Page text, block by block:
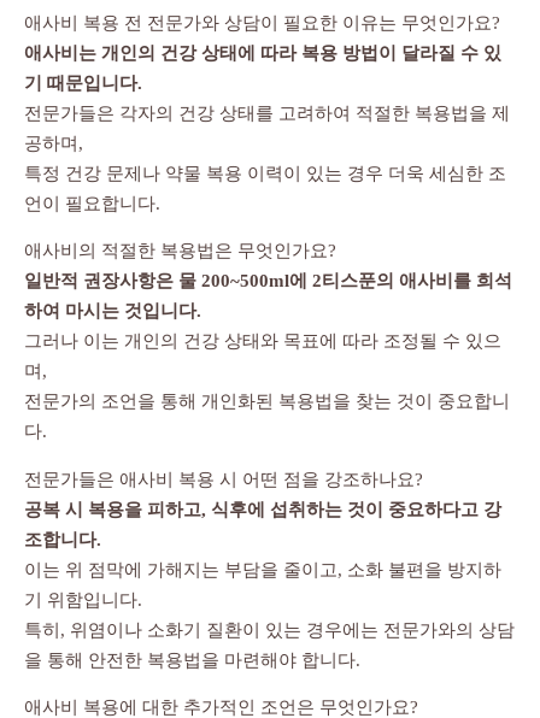
애사비 복용 전 전문가와 상담이 필요한 이유는 무엇인가요?
애사비는 개인의 건강 상태에 따라 복용 방법이 달라질 수 있
기 때문입니다.
전문가들은 각자의 건강 상태를 고려하여 적절한 복용법을 제
공하며,
특정 건강 문제나 약물 복용 이력이 있는 경우 더욱 세심한 조
언이 필요합니다.
애사비의 적절한 복용법은 무엇인가요?
일반적 권장사항은 물 200~500ml에 2티스푼의 애사비를 희석
하여 마시는 것입니다.
그러나 이는 개인의 건강 상태와 목표에 따라 조정될 수 있으
며,
전문가의 조언을 통해 개인화된 복용법을 찾는 것이 중요합니
다.
전문가들은 애사비 복용 시 어떤 점을 강조하나요?
공복 시 복용을 피하고, 식후에 섭취하는 것이 중요하다고 강
조합니다.
이는 위 점막에 가해지는 부담을 줄이고, 소화 불편을 방지하
기 위함입니다.
특히, 위염이나 소화기 질환이 있는 경우에는 전문가와의 상담
을 통해 안전한 복용법을 마련해야 합니다.
애사비 복용에 대한 추가적인 조언은 무엇인가요?